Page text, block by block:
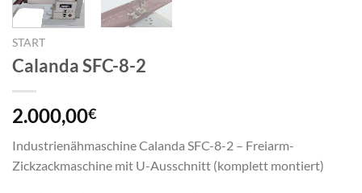
START
Calanda SFC-8-2
2.000,00€
Industrienähmaschine Calanda SFC-8-2 – Freiarm-
Zickzackmaschine mit U-Ausschnitt (komplett montiert)